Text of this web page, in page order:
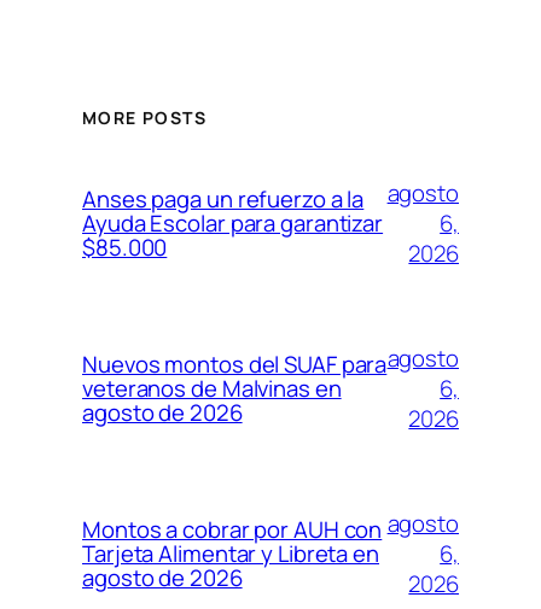
MORE POSTS
Anses paga un refuerzo a la
Ayuda Escolar para garantizar
$85.000
agosto
6,
2026
Nuevos montos del SUAF para
veteranos de Malvinas en
agosto de 2026
agosto
6,
2026
Montos a cobrar por AUH con
Tarjeta Alimentar y Libreta en
agosto de 2026
agosto
6,
2026